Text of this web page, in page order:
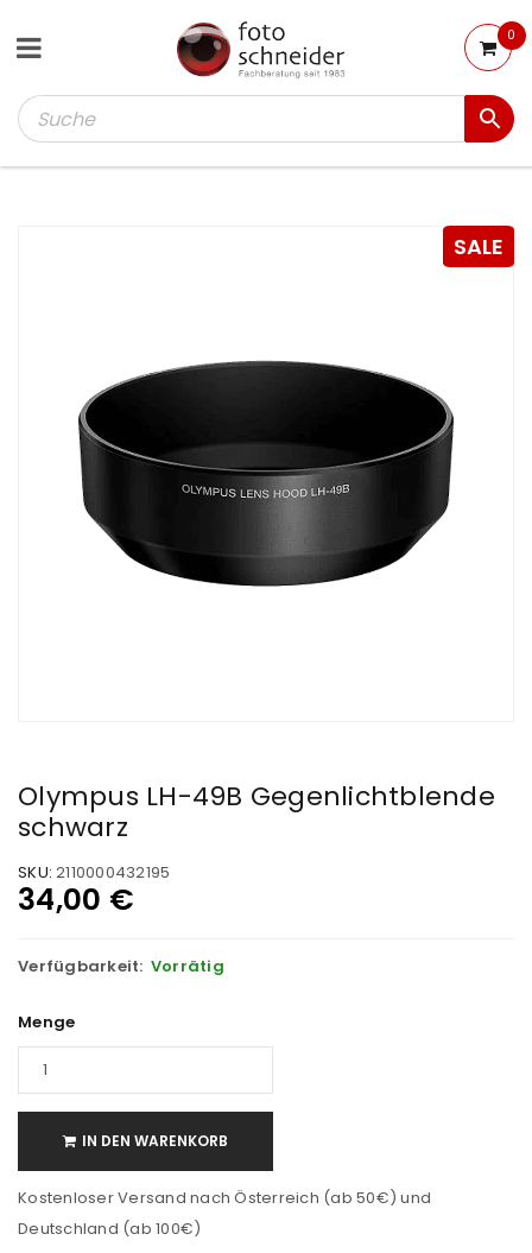
0
SALE
Olympus LH-49B Gegenlichtblende
schwarz
SKU: 2110000432195
34,00 €
Verfügbarkeit: Vorrätig
Menge
IN DEN WARENKORB
Kostenloser Versand nach Österreich (ab 50€) und
Deutschland (ab 100€)